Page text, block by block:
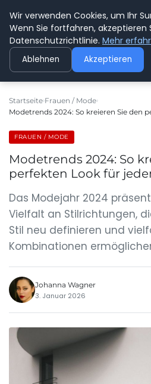
Startseite Frauen / Mode
Modetrends 2024: So kreieren Sie den
FRAUEN / MODE
Modetrends 2024: So
perfekten Look für
Das Modejahr 2024
Vielfalt an Stilrichtungen,
Stil neu definieren und
Kombinationen
Johanna Wagner
3. Januar 2026
Wir verwenden Cookies, um Ihr
Wenn Sie fortfahren, akzeptieren
Datenschutzrichtlinie. Mehr
Ablehnen Akzeptieren